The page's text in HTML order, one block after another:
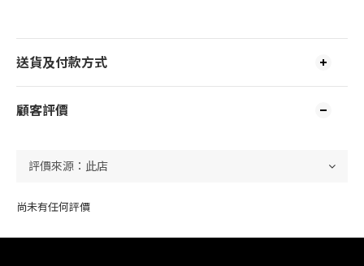
送貨及付款方式
顧客評價
尚未有任何評價